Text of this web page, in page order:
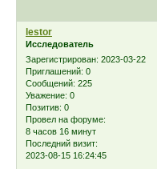
lestor
Исследователь
Зарегистрирован: 2023-03-22
Приглашений: 0
Сообщений: 225
Уважение: 0
Позитив: 0
Провел на форуме:
8 часов 16 минут
Последний визит:
2023-08-15 16:24:45